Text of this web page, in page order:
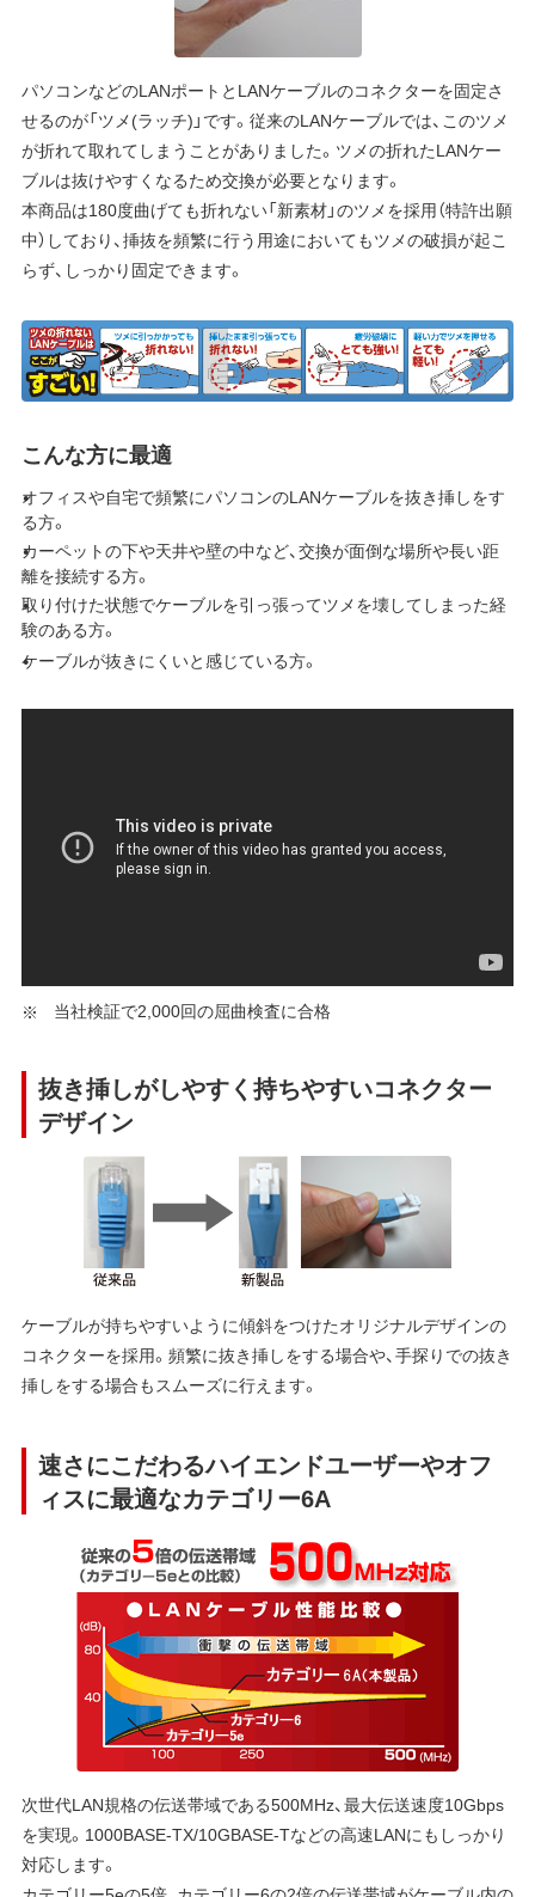
パソコンなどのLANポートとLANケーブルのコネクターを固定さ
せるのが「ツメ(ラッチ)」です。従来のLANケーブルでは、このツメ
が折れて取れてしまうことがありました。ツメの折れたLANケー
ブルは抜けやすくなるため交換が必要となります。
本商品は180度曲げても折れない「新素材」のツメを採用（特許出願
中）しており、挿抜を頻繁に行う用途においてもツメの破損が起こ
らず、しっかり固定できます。
こんな方に最適
オフィスや自宅で頻繁にパソコンのLANケーブルを抜き挿しをす
る方。
カーペットの下や天井や壁の中など、交換が面倒な場所や長い距
離を接続する方。
取り付けた状態でケーブルを引っ張ってツメを壊してしまった経
験のある方。
ケーブルが抜きにくいと感じている方。
当社検証で2,000回の屈曲検査に合格
抜き挿しがしやすく持ちやすいコネクター
デザイン
ケーブルが持ちやすいように傾斜をつけたオリジナルデザインの
コネクターを採用。頻繁に抜き挿しをする場合や、手探りでの抜き
挿しをする場合もスムーズに行えます。
速さにこだわるハイエンドユーザーやオフ
ィスに最適なカテゴリー6A
次世代LAN規格の伝送帯域である500MHz、最大伝送速度10Gbps
を実現。1000BASE-TX/10GBASE-Tなどの高速LANにもしっかり
対応します。